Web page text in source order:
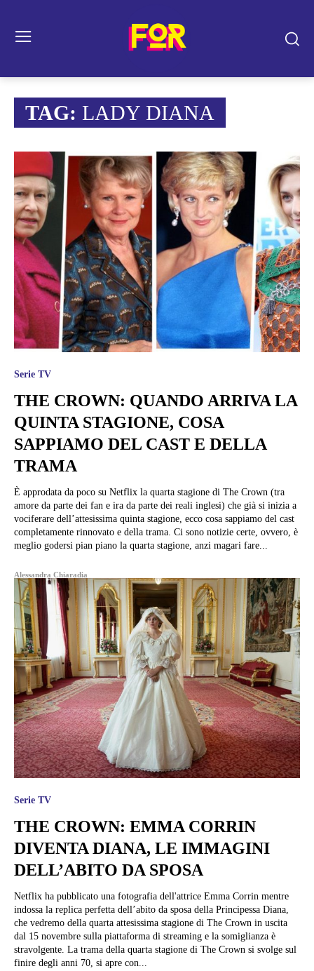
TAG: LADY DIANA
Serie TV
THE CROWN: QUANDO ARRIVA LA
QUINTA STAGIONE, COSA
SAPPIAMO DEL CAST E DELLA
TRAMA
È approdata da poco su Netflix la quarta stagione di The Crown (tra
amore da parte dei fan e ira da parte dei reali inglesi) che già si inizia a
vociferare dell’attesissima quinta stagione, ecco cosa sappiamo del cast
completamente rinnovato e della trama. Ci sono notizie certe, ovvero, è
meglio godersi pian piano la quarta stagione, anzi magari fare...
Alessandra Chiaradia
Serie TV
THE CROWN: EMMA CORRIN
DIVENTA DIANA, LE IMMAGINI
DELL’ABITO DA SPOSA
Netflix ha pubblicato una fotografia dell'attrice Emma Corrin mentre
indossa la replica perfetta dell’abito da sposa della Principessa Diana,
che vedremo della quarta attesissima stagione di The Crown in uscita
dal 15 novembre sulla piattaforma di streaming e la somiglianza è
stravolgente. La trama della quarta stagione di The Crown si svolge sul
finire degli anni 70, si apre con...